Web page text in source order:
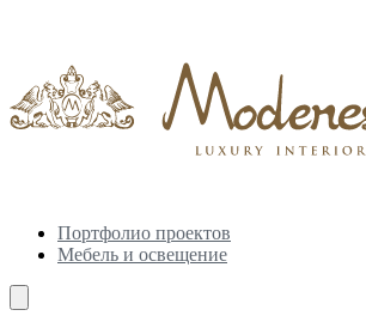
Портфолио проектов
Мебель и освещение